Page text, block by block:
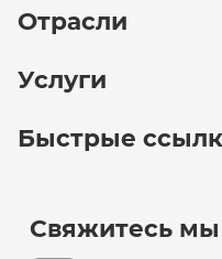
Отрасли
Услуги
Быстрые
Свяжитесь мы